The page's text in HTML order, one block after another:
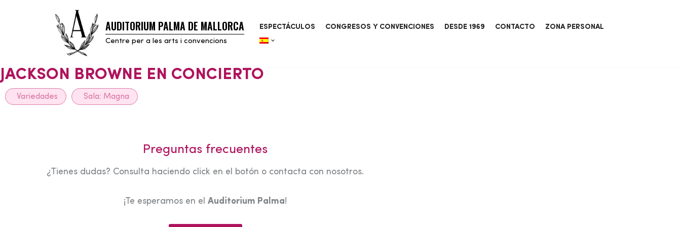
AUDITORIUM PALMA DE MALLORCA
Centre per a les arts i convencions
ESPECTÁCULOS CONGRESOS Y CONVENCIONES DESDE 1969 CONTACTO ZONA PERSONAL
JACKSON BROWNE EN CONCIERTO
Variedades Sala: Magna
Preguntas frecuentes
¿Tienes dudas? Consulta haciendo click en el botón o contacta con nosotros.
¡Te esperamos en el Auditorium Palma!